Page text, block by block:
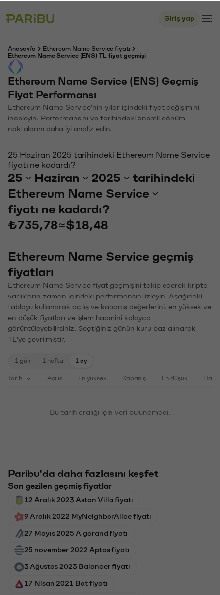
Giriş yap
Anasayfa
Ethereum Name Service fiyatı
Ethereum Name Service (ENS) TL fiyat geçmişi
Ethereum Name Service (ENS) Geçmiş
Fiyat Performansı
Ethereum Name Service'nin yıllar içindeki fiyat değişimini
inceleyin. Performansını ve tarihindeki önemli dönüm
noktalarını daha iyi analiz edin.
25 Haziran 2025 tarihindeki Ethereum Name Service
fiyatı ne kadardı?
25 Haziran 2025
tarihindeki
Ethereum Name Service
fiyatı ne kadardı?
₺735,78≈$18,48
Ethereum Name Service geçmiş
fiyatları
Ethereum Name Service fiyat geçmişini takip ederek kripto
varlıkların zaman içindeki performansını izleyin. Aşağıdaki
tabloyu kullanarak açılış ve kapanış değerlerini, en yüksek ve
en düşük fiyatları ve işlem hacmini kolayca
görüntüleyebilirsiniz. Seçtiğiniz günün kuru baz alınarak
TL'ye çevrilmiştir.
1 gün 1 hafta 1 ay
Tarih Açılış En yüksek Kapanış En düşük
Bu tarih aralığı için veri bulunamadı.
Paribu'da daha fazlasını keşfet
Son gezilen geçmiş fiyatlar
12 Aralık 2023 Aston Villa fiyatı
9 Aralık 2022 MyNeighborAlice fiyatı
27 Mayıs 2025 Algorand fiyatı
25 november 2022 Aptos fiyatı
3 Ağustos 2023 Balancer fiyatı
17 Nisan 2021 Bat fiyatı